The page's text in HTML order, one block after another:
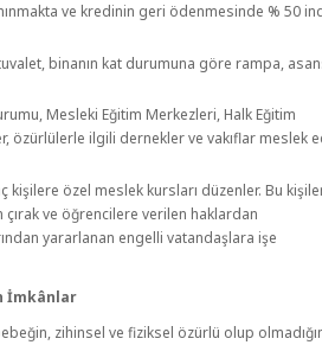
ve kredinin geri ödenmesinde % 50
binanın kat durumuna göre rampa,
Mesleki Eğitim Merkezleri, Halk Eğitim
özürlülerle ilgili dernekler ve vakıflar meslek
kişilere özel meslek kursları düzenler. Bu
ve öğrencilere verilen haklardan
yararlanan engelli vatandaşlara işe
İmkânlar
zihinsel ve fiziksel özürlü olup